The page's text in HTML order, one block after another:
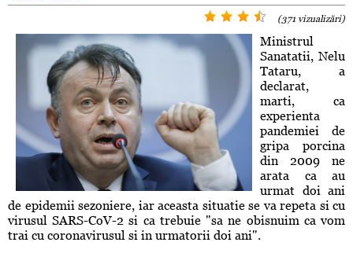
(371 vizualizări)
Ministrul
Sanatatii, Nelu
Tataru, a
declarat,
marti, ca
experienta
pandemiei de
gripa porcina
din 2009 ne
arata ca au
urmat doi ani
de epidemii sezoniere, iar aceasta situatie se va repeta si cu
virusul SARS-CoV-2 si ca trebuie "sa ne obisnuim ca vom
trai cu coronavirusul si in urmatorii doi ani".